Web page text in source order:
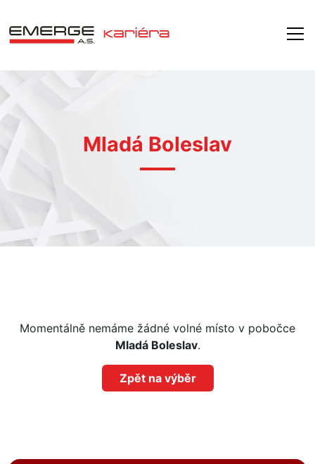
Mladá Boleslav
Momentálně nemáme žádné volné místo v pobočce
Mladá Boleslav.
Zpět na výběr